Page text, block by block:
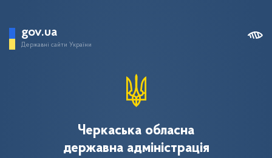
gov.ua
Державні сайти України
Черкаська обласна
державна адміністрація